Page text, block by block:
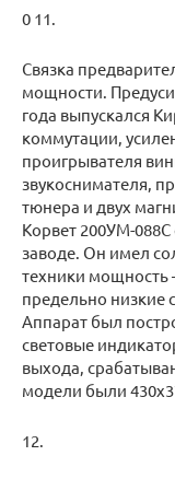
0 11.
Связка
мощности.
года выпускался
коммутации,
проигрывателя
звукоснимателя,
тюнера и двух
Корвет 200УМ-088С
заводе. Он имел
техники мощность
предельно низкие
Аппарат был
световые
выхода,
модели были
12.